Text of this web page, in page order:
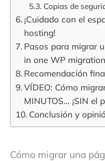
Copias de
¡Cuidado con el
hosting!
Pasos para migrar
in one WP
Recomendación
VÍDEO: Cómo
MINUTOS… ¡SIN el
Conclusión y
Cómo migrar una